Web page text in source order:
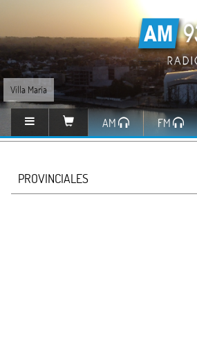
Villa María
AM FM
PROVINCIALES